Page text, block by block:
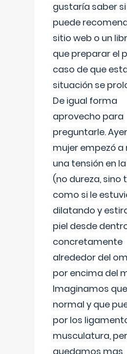
gustaría saber
puede
sitio web o un
que preparar el
caso de que
situación se
De igual forma
aprovecho para
preguntarle.
mujer empezó
una tensión en
(no dureza, sino
como si le
dilatando y
piel desde
concretamente
alrededor del
por encima del
Imaginamos
normal y que
por los
musculatura,
quedamos mas